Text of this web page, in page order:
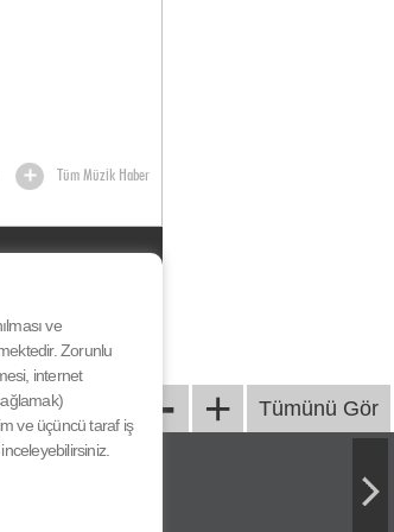
Tüm Müzik Haber
ve
Zorunlu
internet
ve üçüncü taraf iş
KATILIM KOŞULLARI
SÖZLEŞMESİ
- + Tümünü Gör